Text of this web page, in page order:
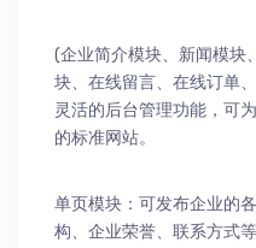
(企业简介模块、新闻模块
块、在线留言、在线订单
灵活的后台管理功能，可
的标准网站。
单页模块：可发布企业的
构、企业荣誉、联系方式